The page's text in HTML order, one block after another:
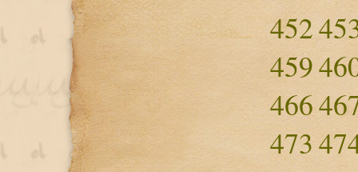
452
459
466
473